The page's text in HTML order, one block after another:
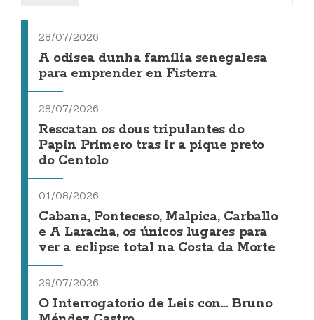
28/07/2026
A odisea dunha familia senegalesa
para emprender en Fisterra
28/07/2026
Rescatan os dous tripulantes do
Papin Primero tras ir a pique preto
do Centolo
01/08/2026
Cabana, Ponteceso, Malpica, Carballo
e A Laracha, os únicos lugares para
ver a eclipse total na Costa da Morte
29/07/2026
O Interrogatorio de Leis con... Bruno